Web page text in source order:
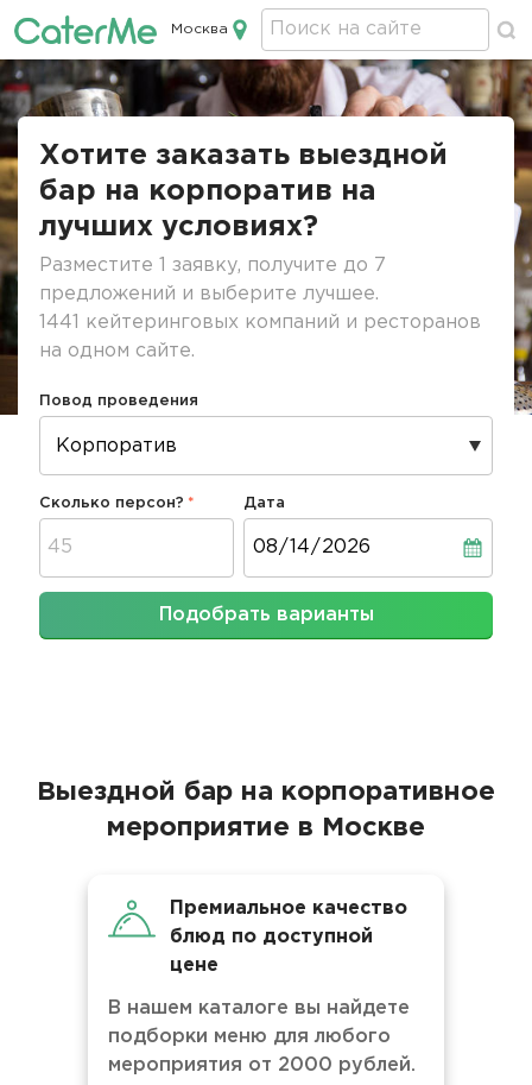
Кейтеринг в Москве
Москва
Строка
Хотите заказать выездной
бар на корпоратив на
лучших условиях?
Разместите 1 заявку, получите до 7
предложений и выберите лучшее.
1441 кейтеринговых компаний и ресторанов
на одном сайте.
Повод проведения
Сколько персон? Дата
Подобрать варианты
Выездной бар на корпоративное
мероприятие в Москве
Премиальное качество
блюд по доступной
цене
В нашем каталоге вы найдете
подборки меню для любого
мероприятия от 2000 рублей.